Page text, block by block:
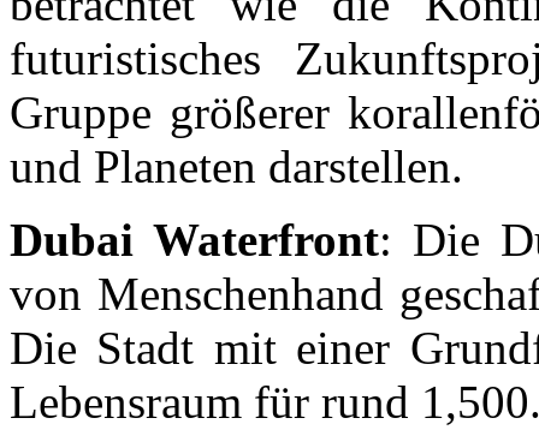
futuristisches
Gruppe größerer
und Planeten darstellen.
Dubai Waterfront: Die
von Menschenhand
Die Stadt mit einer
Lebensraum für rund